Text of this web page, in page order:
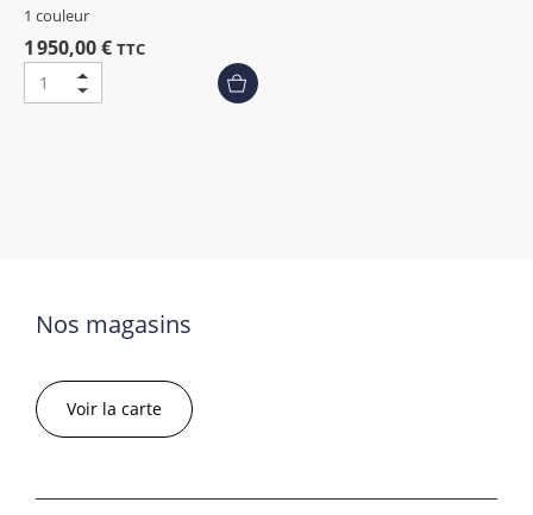
1 couleur
1 950,00 € TTC
Nos magasins
Voir la carte